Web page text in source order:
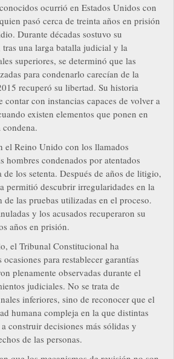
ocurrió en Estados Unidos con
pasó cerca de treinta años en prisión
Durante décadas sostuvo su
una larga batalla judicial y la
superiores, se determinó que las
para condenarlo carecían de la
recuperó su libertad. Su historia
contar con instancias capaces de volver a
existen elementos que ponen en
el Reino Unido con los llamados
hombres condenados por atentados
de los setenta. Después de años de litigio,
permitió descubrir irregularidades en la
las pruebas utilizadas en el proceso.
y los acusados recuperaron su
años en prisión.
el Tribunal Constitucional ha
para restablecer garantías
plenamente observadas durante el
judiciales. No se trata de
inferiores, sino de reconocer que el
humana compleja en la que distintas
construir decisiones más sólidas y
de las personas.